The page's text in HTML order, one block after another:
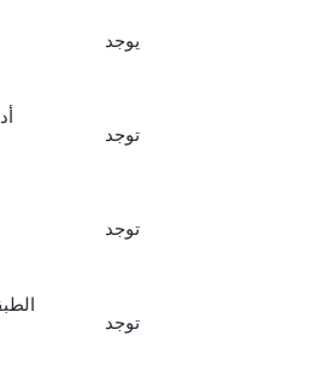
يوجد
توجد
توجد
توجد